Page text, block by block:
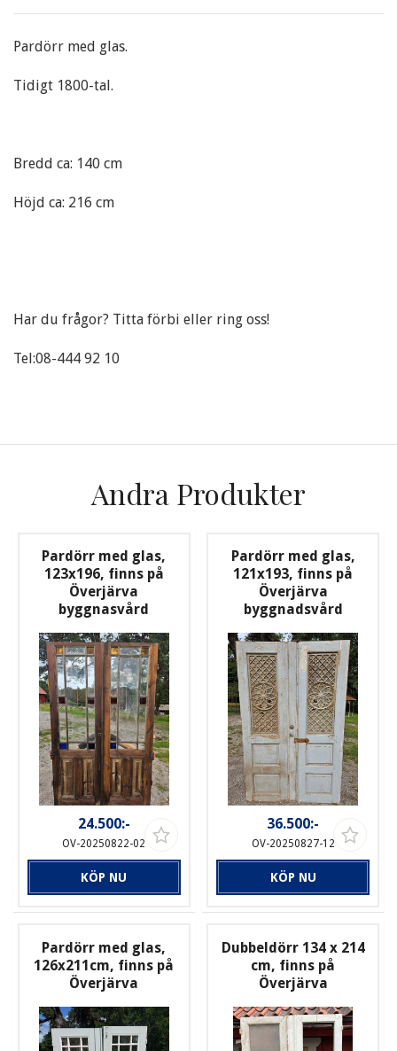
Pardörr med glas.
Tidigt 1800-tal.
Bredd ca: 140 cm
Höjd ca: 216 cm
Har du frågor? Titta förbi eller ring oss!
Tel:08-444 92 10
Andra Produkter
Pardörr med glas,
123x196, finns på
Överjärva
byggnasvård
24.500:-
OV-20250822-02
KÖP NU
Pardörr med glas,
121x193, finns på
Överjärva
byggnadsvård
36.500:-
OV-20250827-12
KÖP NU
Pardörr med glas,
126x211cm, finns på
Överjärva
Dubbeldörr 134 x 214
cm, finns på
Överjärva